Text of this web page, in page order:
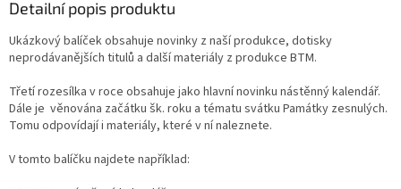
Detailní popis produktu
Ukázkový balíček obsahuje novinky z naší produkce, dotisky
neprodávanějších titulů a další materiály z produkce BTM.
Třetí rozesílka v roce obsahuje jako hlavní novinku nástěnný kalendář.
Dále je věnována začátku šk. roku a tématu svátku Památky zesnulých.
Tomu odpovídají i materiály, které v ní naleznete.
V tomto balíčku najdete například: